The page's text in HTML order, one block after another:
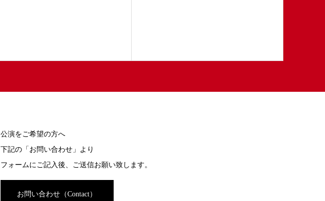
公演をご希望の方へ
下記の「お問い合わせ」より
フォームにご記入後、ご送信お願い致します。
お問い合わせ（Contact）